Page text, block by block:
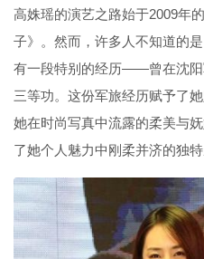
高姝瑶的演艺之路始于2009年
子》。然而，许多人不知道的
有一段特别的经历——曾在沈阳
三等功。这份军旅经历赋予了
她在时尚写真中流露的柔美与
了她个人魅力中刚柔并济的独特